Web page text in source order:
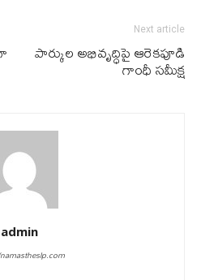
Next article
పార్కుల అభివృద్ధిపై ఆరెకపూడి
గాంధీ సమీక్ష
admin